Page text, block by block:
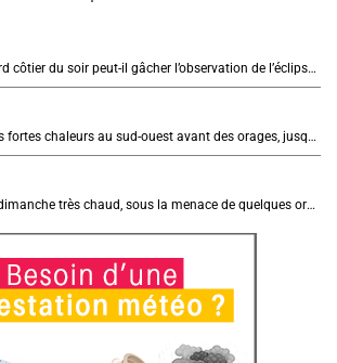
Eclipse J-4 : le brouillard côtier du soir peut-il gâcher l’observation de l’éclipse à la plage ?
Météo aujourd'hui : très fortes chaleurs au sud-ouest avant des orages, jusqu'à 39°C
Météo de demain : un dimanche très chaud, sous la menace de quelques orages